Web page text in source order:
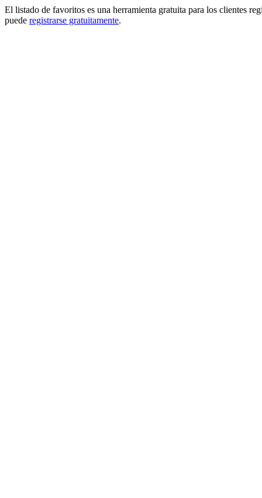
El listado de favoritos es una herramienta gratuita para los clientes
puede registrarse gratuitamente.